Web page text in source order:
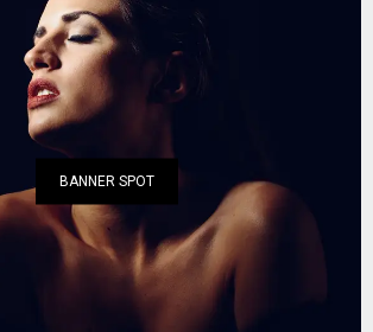
BANNER SPOT